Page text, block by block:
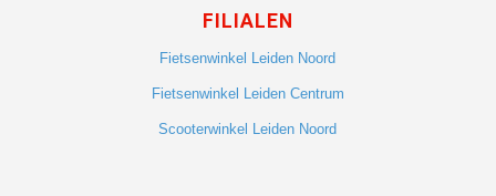
FILIALEN
Fietsenwinkel Leiden Noord
Fietsenwinkel Leiden Centrum
Scooterwinkel Leiden Noord